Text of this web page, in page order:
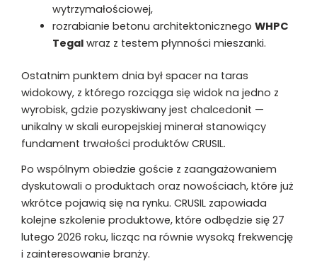
wytrzymałościowej,
rozrabianie betonu architektonicznego WHPC
Tegalwraz z testem płynności mieszanki.
Ostatnim punktem dnia był spacer na taras
widokowy, z którego rozciąga się widok na jedno z
wyrobisk, gdzie pozyskiwany jest chalcedonit —
unikalny w skali europejskiej minerał stanowiący
fundament trwałości produktów CRUSIL.
Po wspólnym obiedzie goście z zaangażowaniem
dyskutowali o produktach oraz nowościach, które już
wkrótce pojawią się na rynku. CRUSIL zapowiada
kolejne szkolenie produktowe, które odbędzie się 27
lutego 2026 roku, licząc na równie wysoką frekwencję
i zainteresowanie branży.